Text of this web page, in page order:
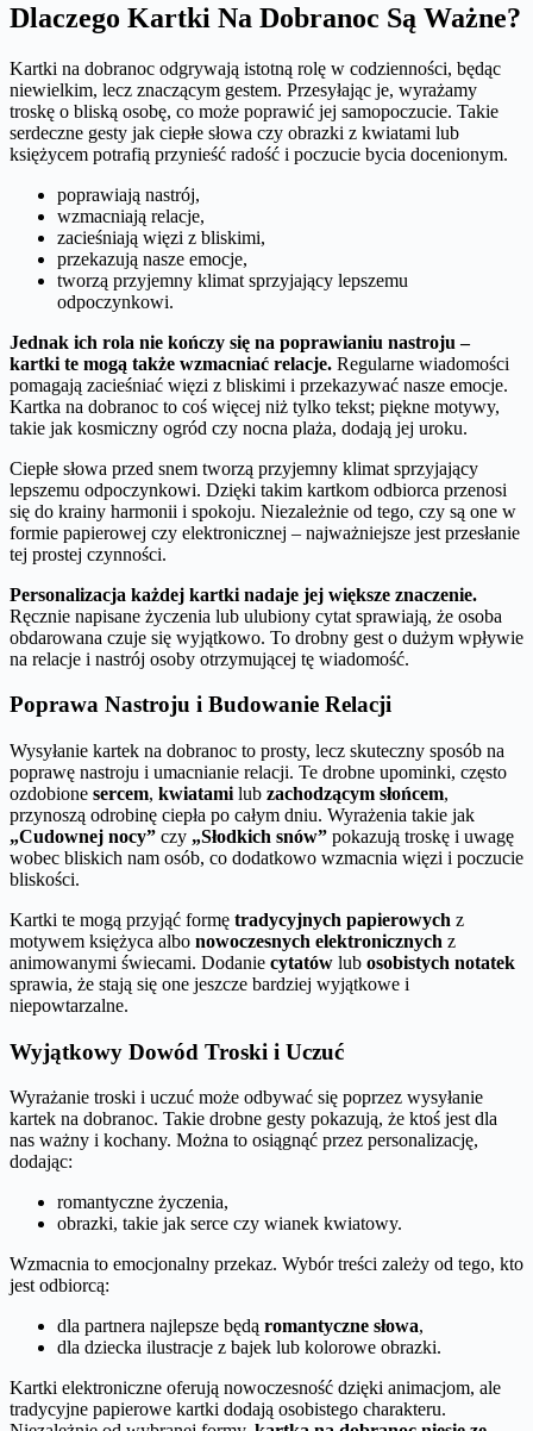
Dlaczego Kartki Na Dobranoc Są Ważne?
Kartki na dobranoc odgrywają istotną rolę w codzienności, będąc
niewielkim, lecz znaczącym gestem. Przesyłając je, wyrażamy
troskę o bliską osobę, co może poprawić jej samopoczucie. Takie
serdeczne gesty jak ciepłe słowa czy obrazki z kwiatami lub
księżycem potrafią przynieść radość i poczucie bycia docenionym.
poprawiają nastrój,
wzmacniają relacje,
zacieśniają więzi z bliskimi,
przekazują nasze emocje,
tworzą przyjemny klimat sprzyjający lepszemu
odpoczynkowi.
Jednak ich rola nie kończy się na poprawianiu nastroju –
kartki te mogą także wzmacniać relacje. Regularne wiadomości
pomagają zacieśniać więzi z bliskimi i przekazywać nasze emocje.
Kartka na dobranoc to coś więcej niż tylko tekst; piękne motywy,
takie jak kosmiczny ogród czy nocna plaża, dodają jej uroku.
Ciepłe słowa przed snem tworzą przyjemny klimat sprzyjający
lepszemu odpoczynkowi. Dzięki takim kartkom odbiorca przenosi
się do krainy harmonii i spokoju. Niezależnie od tego, czy są one w
formie papierowej czy elektronicznej – najważniejsze jest przesłanie
tej prostej czynności.
Personalizacja każdej kartki nadaje jej większe znaczenie.
Ręcznie napisane życzenia lub ulubiony cytat sprawiają, że osoba
obdarowana czuje się wyjątkowo. To drobny gest o dużym wpływie
na relacje i nastrój osoby otrzymującej tę wiadomość.
Poprawa Nastroju i Budowanie Relacji
Wysyłanie kartek na dobranoc to prosty, lecz skuteczny sposób na
poprawę nastroju i umacnianie relacji. Te drobne upominki, często
ozdobione sercem, kwiatami lub zachodzącym słońcem,
przynoszą odrobinę ciepła po całym dniu. Wyrażenia takie jak
„Cudownej nocy” czy „Słodkich snów” pokazują troskę i uwagę
wobec bliskich nam osób, co dodatkowo wzmacnia więzi i poczucie
bliskości.
Kartki te mogą przyjąć formę tradycyjnych papierowych z
motywem księżyca albo nowoczesnych elektronicznych z
animowanymi świecami. Dodanie cytatów lub osobistych notatek
sprawia, że stają się one jeszcze bardziej wyjątkowe i
niepowtarzalne.
Wyjątkowy Dowód Troski i Uczuć
Wyrażanie troski i uczuć może odbywać się poprzez wysyłanie
kartek na dobranoc. Takie drobne gesty pokazują, że ktoś jest dla
nas ważny i kochany. Można to osiągnąć przez personalizację,
dodając:
romantyczne życzenia,
obrazki, takie jak serce czy wianek kwiatowy.
Wzmacnia to emocjonalny przekaz. Wybór treści zależy od tego, kto
jest odbiorcą:
dla partnera najlepsze będą romantyczne słowa,
dla dziecka ilustracje z bajek lub kolorowe obrazki.
Kartki elektroniczne oferują nowoczesność dzięki animacjom, ale
tradycyjne papierowe kartki dodają osobistego charakteru.